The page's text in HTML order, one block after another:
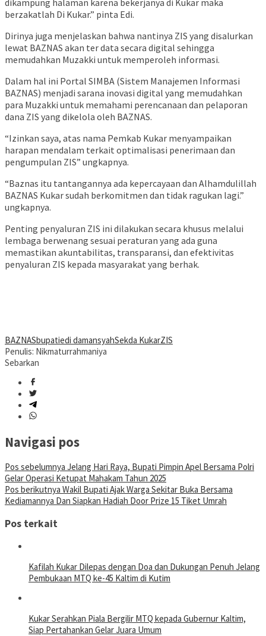
dikampung halaman karena bekerjanya di Kukar maka
berzakatlah Di Kukar.” pinta Edi.
Dirinya juga menjelaskan bahwa nantinya ZIS yang disalurkan
lewat BAZNAS akan ter data secara digital sehingga
memudahkan Muzakki untuk memperoleh informasi.
Dalam hal ini Portal SIMBA (Sistem Manajemen Informasi
BAZNAS) menjadi sarana inovasi digital yang memudahkan
para Muzakki untuk memahami perencanaan dan pelaporan
dana ZIS yang dikelola oleh BAZNAS.
“Izinkan saya, atas nama Pemkab Kukar menyampaikan
harapan mendalam terkait optimalisasi penerimaan dan
pengumpulan ZIS” ungkapnya.
“Baznas itu tantangannya ada kepercayaan dan Alhamdulillah
BAZNAS Kukar sudah berkomitmen dan tidak ragukan lagi.”
ungkapnya.
Penting penyaluran ZIS ini dilakukan secara khusus melalui
lembaga berwenang sesuai peraturan yang ada guna
memastikan akuntabilitas, transparansi, dan efektivitas
penyaluran ZIS kepada masyarakat yang berhak.
BAZNASbupatiedi damansyahSekda KukarZIS
Penulis: Nikmaturrahmaniya
Sebarkan
Navigasi pos
Pos sebelumnya Jelang Hari Raya, Bupati Pimpin Apel Bersama Polri
Gelar Operasi Ketupat Mahakam Tahun 2025
Pos berikutnya Wakil Bupati Ajak Warga Sekitar Buka Bersama
Kediamannya Dan Siapkan Hadiah Door Prize 15 Tiket Umrah
Pos terkait
Kafilah Kukar Dilepas dengan Doa dan Dukungan Penuh Jelang
Pembukaan MTQ ke-45 Kaltim di Kutim
Kukar Serahkan Piala Bergilir MTQ kepada Gubernur Kaltim,
Siap Pertahankan Gelar Juara Umum